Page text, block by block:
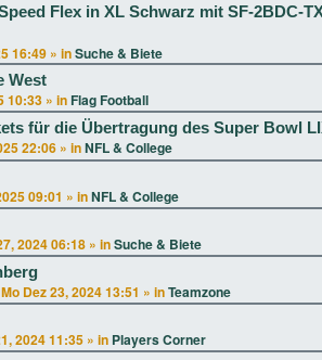
Flex in XL Schwarz mit SF-2BDC-
16:49 » inSuche & Biete
West
10:33 » in Flag Football
für die Übertragung des Super Bowl
22:06 » inNFL & College
09:01 » inNFL & College
2024 06:18 » inSuche & Biete
Mo Dez 23, 2024 13:51 » inTeamzone
2024 11:35 » in Players Corner